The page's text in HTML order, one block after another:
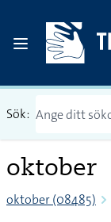
Sök:
oktober
oktober (08485)